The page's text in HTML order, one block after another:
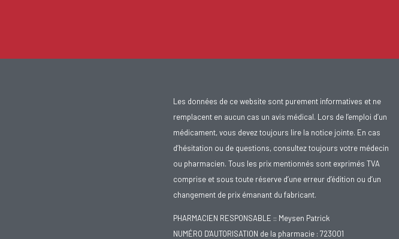
Les données de ce website sont purement informatives et ne
remplacent en aucun cas un avis médical. Lors de l’emploi d’un
médicament, vous devez toujours lire la notice jointe. En cas
d’hésitation ou de questions, consultez toujours votre médecin
ou pharmacien. Tous les prix mentionnés sont exprimés TVA
comprise et sous toute réserve d’une erreur d’édition ou d’un
changement de prix émanant du fabricant.
PHARMACIEN RESPONSABLE :: Meysen Patrick
NUMÉRO D'AUTORISATION de la pharmacie : 723001